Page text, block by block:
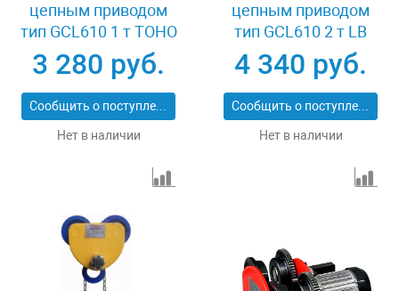
цепным приводом
тип GCL610 1 т TOHO
XK37702
3 280 руб.
Сообщить о поступлении
Нет в наличии
цепным приводом
тип GCL610 2 т LB
XK08572
4 340 руб.
Сообщить о поступлении
Нет в наличии